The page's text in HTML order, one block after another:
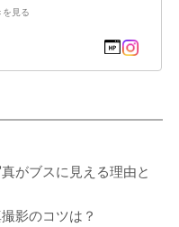
を見る
がブスに見える理由と
影のコツは？